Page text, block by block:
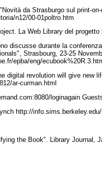
da Strasburgo sul print-
n12/00-01poltro.htm
La Web Library del
discusse durante la
Strasbourg, 23-25
epba/eng/
digital revolution will give new
ar-curman.html
loginagain
http://
the Book". Library Journal,